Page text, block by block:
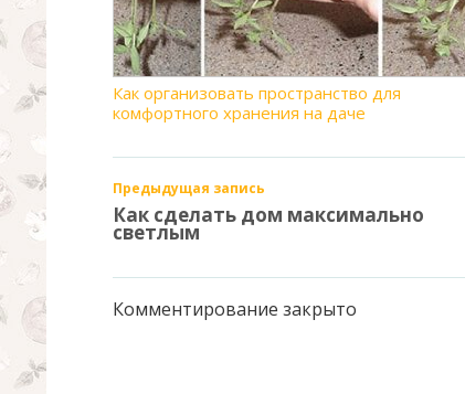
Как организовать пространство для
комфортного хранения на даче
Предыдущая запись
Как сделать дом максимально
светлым
Комментирование закрыто